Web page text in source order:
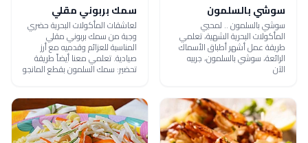
سوشي بالسلمون
سوشي بالسلمون .. لمحبي
المأكولات البحرية الشهية، تعلمي
طريقة عمل أشهر أطباق الأسماك
الرائعة، سوشي بالسلمون، جربيه
الآن
سمك بربوني مقلي
لعاشقات المأكولات البحرية حضري
وجبة من سمك بربوني مقلي
المناسبة للعزائم وقدميه مع أرز
صيادية. تعلمي معنا أيضاً طريقة
تحضير: سمك السلمون بقطع المانجو